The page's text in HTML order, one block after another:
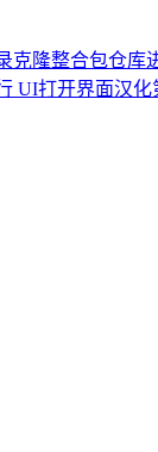
克隆整合包仓库
UI打开界面汉化